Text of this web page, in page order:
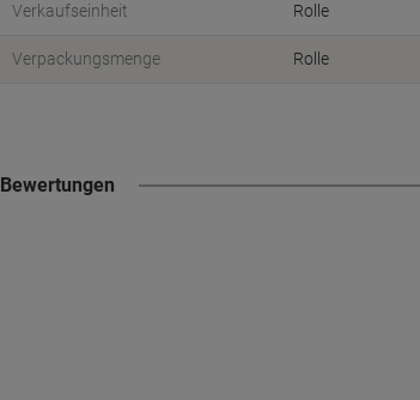
Verkaufseinheit Rolle
Verpackungsmenge Rolle
Bewertungen